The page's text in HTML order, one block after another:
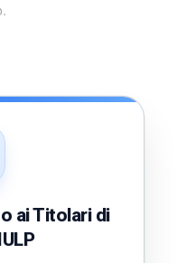
ai Titolari di